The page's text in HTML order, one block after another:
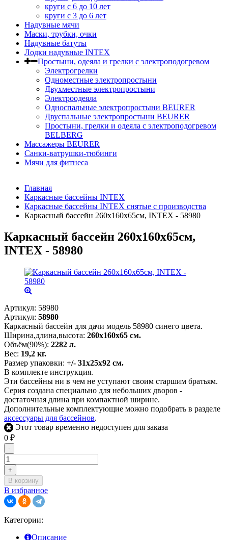
круги с 6 до 10 лет
круги c 3 до 6 лет
Надувные мячи
Маски, трубки, очки
Надувные батуты
Лодки надувные INTEX
Простыни, одеяла и грелки с электроподогревом
Электрогрелки
Одноместные электропростыни
Двухместные электропростыни
Электроодеяла
Односпальные электропростыни BEURER
Двуспальные электропростыни BEURER
Простыни, грелки и одеяла с электроподогревом
BELBERG
Массажеры BEURER
Санки-ватрушки-тюбинги
Мячи для фитнеса
Главная
Каркасные бассейны INTEX
Каркасные бассейны INTEX снятые с производства
Каркасный бассейн 260х160х65см, INTEX - 58980
Каркасный бассейн 260х160х65см,
INTEX - 58980
Артикул: 58980
Артикул: 58980
Каркасный бассейн для дачи модель 58980 синего цвета.
Ширина,длина,высота: 260х160х65 см.
Объём(90%): 2282 л.
Вес: 19,2 кг.
Размер упаковки: +/- 31х25х92 см.
В комплекте инструкция.
Эти бассейны ни в чем не уступают своим старшим братьям.
Серия создана специально для небольших дворов -
достаточная длина при компактной ширине.
Дополнительные комплектующие можно подобрать в разделе
аксессуары для бассейнов.
Этот товар временно недоступен для заказа
0 ₽
-
+
В корзину
В избранное
Категории:
Описание